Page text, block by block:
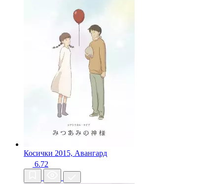
Косички 2015, Авангард
6.72